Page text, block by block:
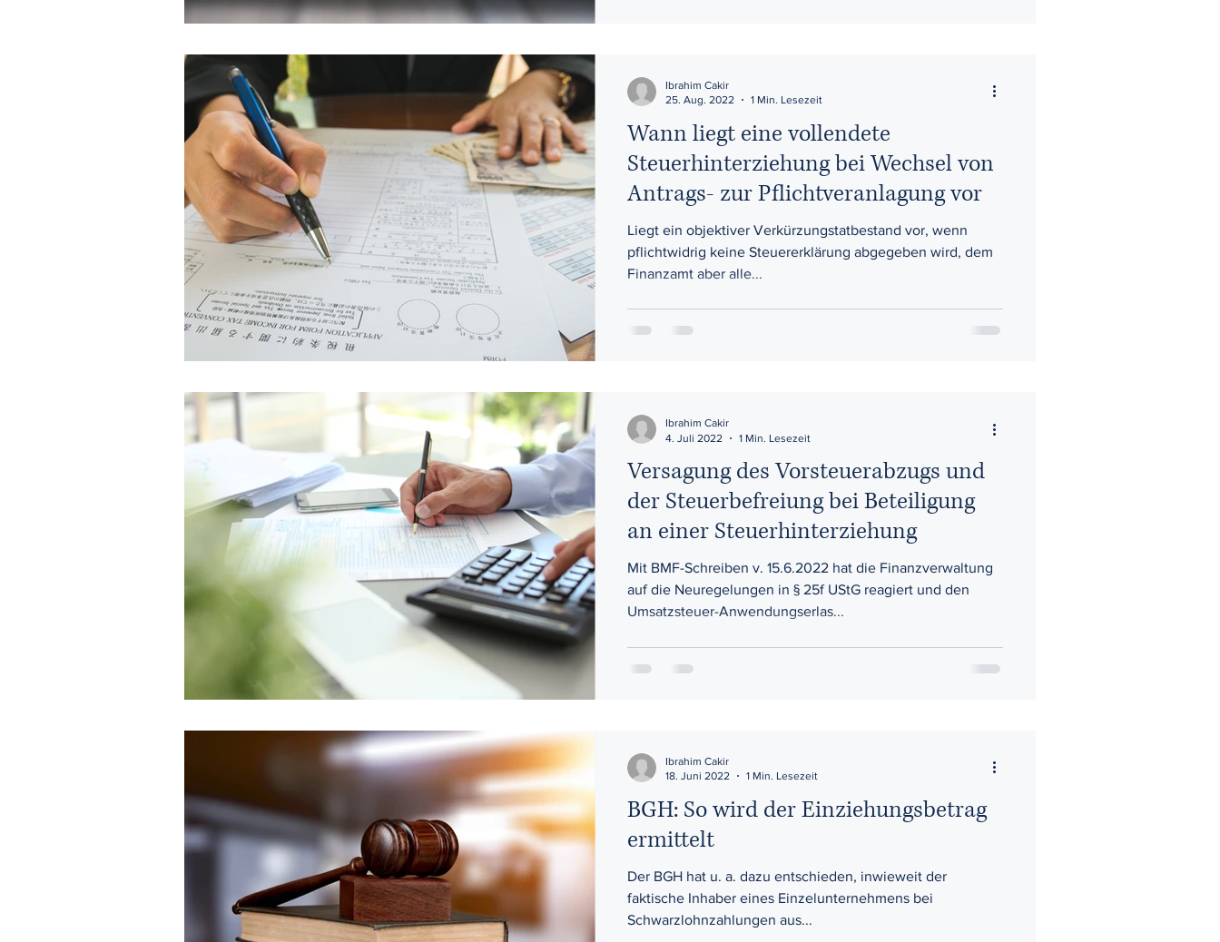
Wann liegt eine vollendete
Steuerhinterziehung bei Wechsel von
Antrags- zur Pflichtveranlagung vor
Liegt ein objektiver Verkürzungstatbestand vor, wenn
pflichtwidrig keine Steuererklärung abgegeben wird, dem
Finanzamt aber alle...
Ibrahim Cakir
25. Aug. 2022
1 Min. Lesezeit
Versagung des Vorsteuerabzugs und
der Steuerbefreiung bei Beteiligung
an einer Steuerhinterziehung
Mit BMF-Schreiben v. 15.6.2022 hat die Finanzverwaltung
auf die Neuregelungen in § 25f UStG reagiert und den
Umsatzsteuer-Anwendungserlas...
Ibrahim Cakir
4. Juli 2022
1 Min. Lesezeit
BGH: So wird der Einziehungsbetrag
ermittelt
Der BGH hat u. a. dazu entschieden, inwieweit der
faktische Inhaber eines Einzelunternehmens bei
Schwarzlohnzahlungen aus...
Ibrahim Cakir
18. Juni 2022
1 Min. Lesezeit